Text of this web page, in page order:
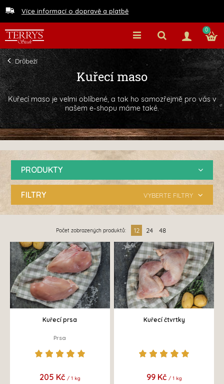
Více informací o dopravě a platbě
0
Drůbeží
Kuřecí maso
Kuřecí maso je velmi oblíbené, a tak ho samozřejmě pro vás v
našem e-shopu máme také.
PRODUKTY
FILTRY VYBERTE FILTRY
Počet zobrazených produktů: 12 24 48
Kuřecí prsa
Prsa
205 Kč / 1 kg
Kuřecí čtvrtky
99 Kč / 1 kg